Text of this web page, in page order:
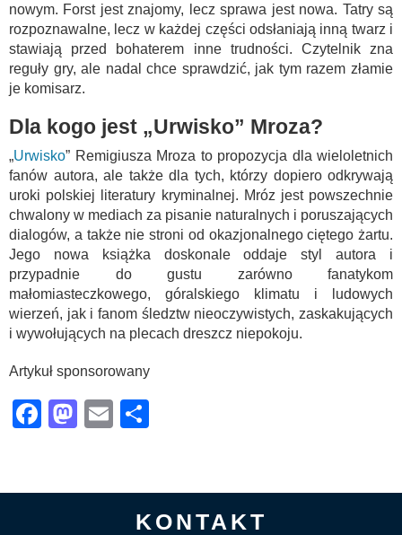
nowym. Forst jest znajomy, lecz sprawa jest nowa. Tatry są
rozpoznawalne, lecz w każdej części odsłaniają inną twarz i
stawiają przed bohaterem inne trudności. Czytelnik zna
reguły gry, ale nadal chce sprawdzić, jak tym razem złamie
je komisarz.
Dla kogo jest „Urwisko” Mroza?
„Urwisko” Remigiusza Mroza to propozycja dla wieloletnich
fanów autora, ale także dla tych, którzy dopiero odkrywają
uroki polskiej literatury kryminalnej. Mróz jest powszechnie
chwalony w mediach za pisanie naturalnych i poruszających
dialogów, a także nie stroni od okazjonalnego ciętego żartu.
Jego nowa książka doskonale oddaje styl autora i
przypadnie do gustu zarówno fanatykom
małomiasteczkowego, góralskiego klimatu i ludowych
wierzeń, jak i fanom śledztw nieoczywistych, zaskakujących
i wywołujących na plecach dreszcz niepokoju.
Artykuł sponsorowany
Facebook
Mastodon
Email
KONTAKT